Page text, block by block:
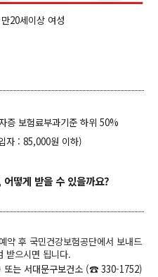
20세이상 여성
증 보험료부과기준 하위 50%
자 : 85,000원 이하)
떻게 받을 수 있을까요?
후 국민건강보험공단에서 보내드
받으시면 됩니다.
는 서대문구보건소 (☎ 330-1752)